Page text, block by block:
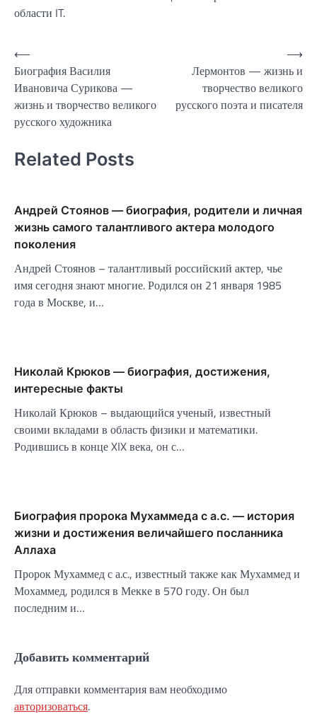
области IT.
Навигация
по
записям
⟵
Биография Василия
Ивановича Сурикова —
жизнь и творчество великого
русского художника
Лермонтов — жизнь и
творчество великого
русского поэта и писателя
⟶
Related Posts
Андрей Стоянов — биография, родители и личная
жизнь самого талантливого актера молодого
поколения
Андрей Стоянов – талантливый российский актер, чье
имя сегодня знают многие. Родился он 21 января 1985
года в Москве, и…
Николай Крюков — биография, достижения,
интересные факты
Николай Крюков – выдающийся ученый, известный
своими вкладами в область физики и математики.
Родившись в конце XIX века, он с…
Биография пророка Мухаммеда с а.с. — история
жизни и достижения величайшего посланника
Аллаха
Пророк Мухаммед с а.с., известный также как Мухаммед и
Мохаммед, родился в Мекке в 570 году. Он был
последним и…
Добавить комментарий
Для отправки комментария вам необходимо
авторизоваться.